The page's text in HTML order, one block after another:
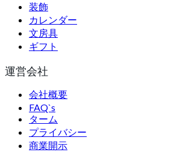
装飾
カレンダー
文房具
ギフト
運営会社
会社概要
FAQ`s
ターム
プライバシー
商業開示